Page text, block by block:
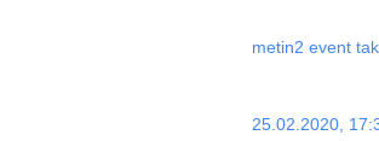
metin2 event
25.02.2020,